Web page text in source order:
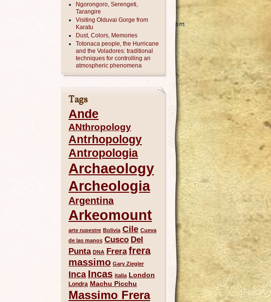
Ngorongoro, Serengeti,
Tarangire
Visiting Olduvai Gorge from
Karatu
Dust, Colors, Memories
Totonaca people, the Hurricane
and the Voladores: traditional
techniques for controlling an
atmospheric phenomena
Tags
Ande
ANthropology
Antrhopology
Antropologia
Archaeology
Archeologia
Argentina
Arkeomount
arte rupestre Bolivia Cile Cueva
de las manos Cusco Del
Punta DNA Frera frera
massimo Gary Ziegler
Inca Incas italia London
Londra Machu Picchu
Massimo Frera